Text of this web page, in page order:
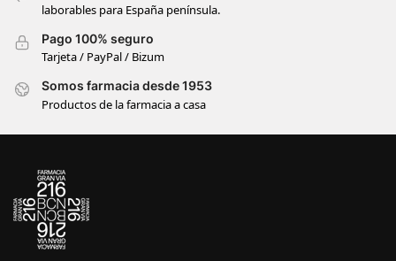
laborables para España península.
Pago 100% seguro
Tarjeta / PayPal / Bizum
Somos farmacia desde 1953
Productos de la farmacia a casa